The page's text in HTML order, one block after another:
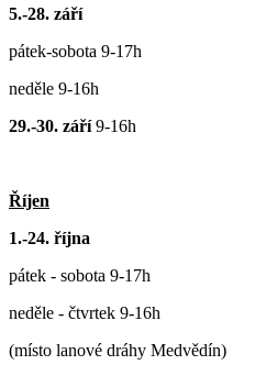
5.-28. září
pátek-sobota 9-17h
neděle 9-16h
29.-30. září9-16h
Říjen
1.-24. října
pátek - sobota 9-17h
neděle - čtvrtek 9-16h
(místo lanové dráhy Medvědín)